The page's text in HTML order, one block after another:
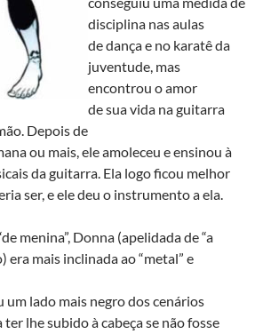
disciplina nas aulas
de dança e no karatê da
juventude, mas
encontrou o amor
de sua vida na guitarra
Depois de
ou mais, ele amoleceu e ensinou à
da guitarra. Ela logo ficou melhor
ser, e ele deu o instrumento a ela.
menina”, Donna (apelidada de “a
era mais inclinada ao “metal” e
um lado mais negro dos cenários
lhe subido à cabeça se não fosse